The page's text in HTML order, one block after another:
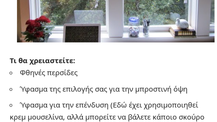
Τι θα χρειαστείτε:
Φθηνές περσίδες
Ύφασμα της επιλογής σας για την μπροστινή όψη
Ύφασμα για την επένδυση (Εδώ έχει χρησιμοποιηθεί
κρεμ μουσελίνα, αλλά μπορείτε να βάλετε κάποιο σκούρο